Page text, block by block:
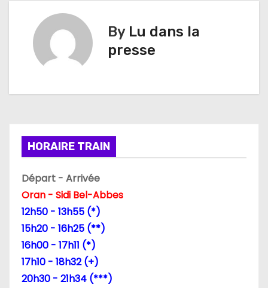
o
n
d
e
By Lu dans la
presse
HORAIRE TRAIN
Départ - Arrivée
Oran - Sidi Bel-Abbes
12h50 - 13h55 (*)
15h20 - 16h25 (**)
16h00 - 17h11 (*)
17h10 - 18h32 (+)
20h30 - 21h34 (***)